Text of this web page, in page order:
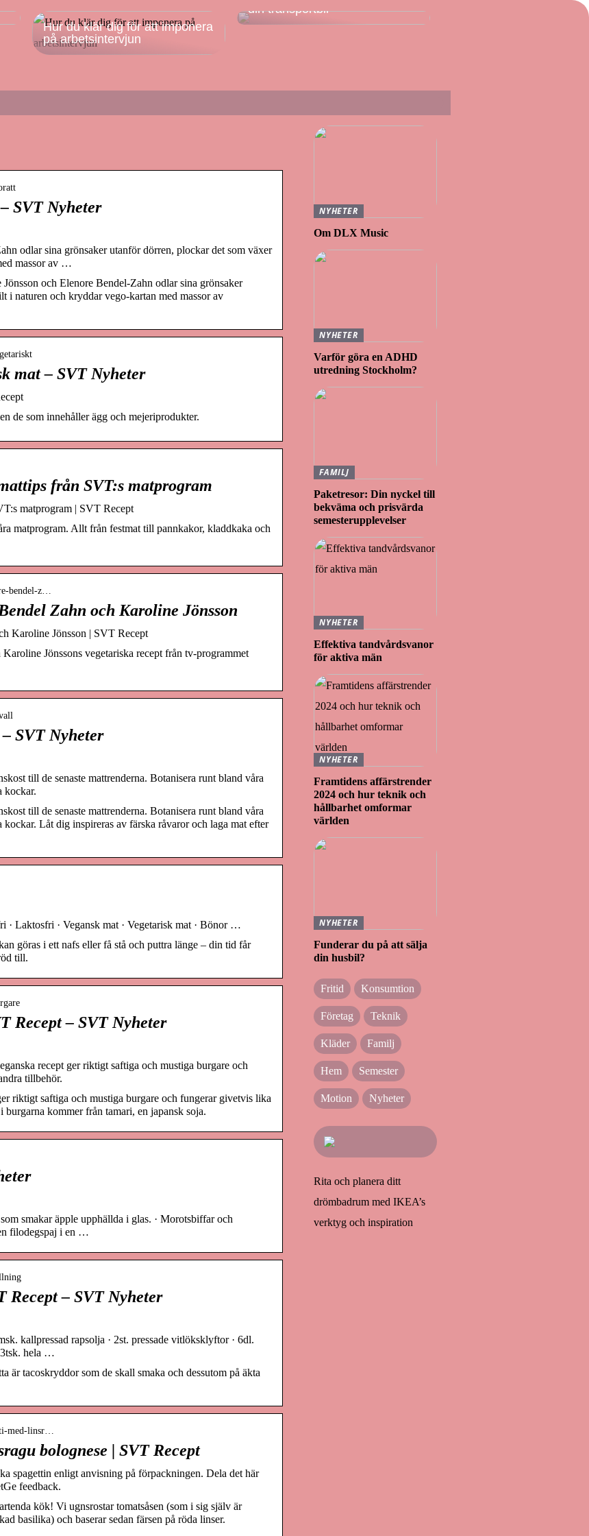
Hur du klär dig för att imponera
på arbetsintervjun
din transportbil
SVT Nyheter
odlar sina grönsaker utanför dörren, plockar det som växer
massor av …
och Elenore Bendel-Zahn odlar sina grönsaker
i naturen och kryddar vego-kartan med massor av
mat – SVT Nyheter
de som innehåller ägg och mejeriprodukter.
från SVT:s matprogram
matprogram | SVT Recept
matprogram. Allt från festmat till pannkakor, kladdkaka och
bendel-z…
Zahn och Karoline Jönsson
Karoline Jönsson | SVT Recept
Jönssons vegetariska recept från tv-programmet
SVT Nyheter
till de senaste mattrenderna. Botanisera runt bland våra
kockar.
till de senaste mattrenderna. Botanisera runt bland våra
Låt dig inspireras av färska råvaror och laga mat efter
Laktosfri · Vegansk mat · Vegetarisk mat · Bönor …
göras i ett nafs eller få stå och puttra länge – din tid får
till.
Recept – SVT Nyheter
recept ger riktigt saftiga och mustiga burgare och
tillbehör.
riktigt saftiga och mustiga burgare och fungerar givetvis lika
kommer från tamari, en japansk soja.
smakar äpple upphällda i glas. · Morotsbiffar och
filodegspaj i en …
Recept – SVT Nyheter
kallpressad rapsolja · 2st. pressade vitlöksklyftor · 6dl.
3tsk. hela …
är tacoskryddor som de skall smaka och dessutom på äkta
med-linsr…
bolognese | SVT Recept
spagettin enligt anvisning på förpackningen. Dela det här
feedback.
kök! Vi ugnsrostar tomatsåsen (som i sig själv är
basilika) och baserar sedan färsen på röda linser.
NYHETER
Om DLX Music
NYHETER
Varför göra en ADHD
utredning Stockholm?
FAMILJ
Paketresor: Din nyckel till
bekväma och prisvärda
semesterupplevelser
NYHETER
Effektiva tandvårdsvanor
för aktiva män
NYHETER
Framtidens affärstrender
2024 och hur teknik och
hållbarhet omformar
världen
NYHETER
Funderar du på att sälja
din husbil?
Fritid Konsumtion
Företag Teknik
Kläder Familj
Hem Semester
Motion Nyheter
Rita och planera ditt
drömbadrum med IKEA’s
verktyg och inspiration